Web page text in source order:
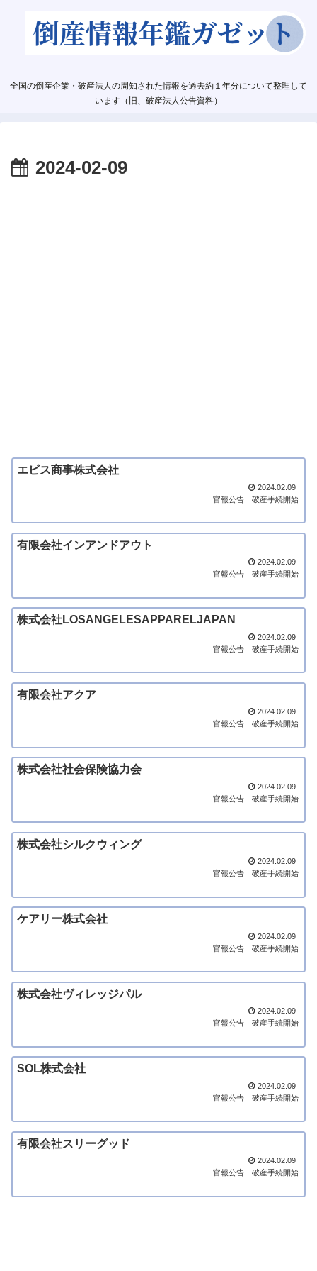
全国の倒産企業・破産法人の周知された情報を過去約１年分について整理して
います（旧、破産法人公告資料）
2024-02-09
エビス商事株式会社
2024.02.09
官報公告
破産手続開始
有限会社インアンドアウト
2024.02.09
官報公告
破産手続開始
株式会社LOSANGELESAPPARELJAPAN
2024.02.09
官報公告
破産手続開始
有限会社アクア
2024.02.09
官報公告
破産手続開始
株式会社社会保険協力会
2024.02.09
官報公告
破産手続開始
株式会社シルクウィング
2024.02.09
官報公告
破産手続開始
ケアリー株式会社
2024.02.09
官報公告
破産手続開始
株式会社ヴィレッジパル
2024.02.09
官報公告
破産手続開始
SOL株式会社
2024.02.09
官報公告
破産手続開始
有限会社スリーグッド
2024.02.09
官報公告
破産手続開始